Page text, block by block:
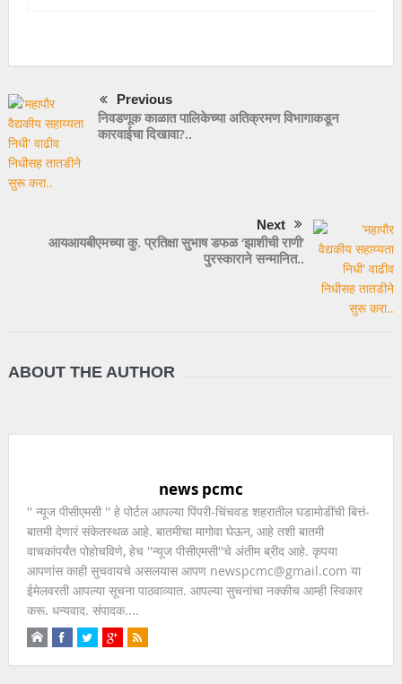
Previous
निवडणूक काळात पालिकेच्या अतिक्रमण विभागाकडून
कारवाईचा दिखावा?..
Next
आयआयबीएमच्या कु. प्रतिक्षा सुभाष डफळ ‘झाशीची राणी’
पुरस्काराने सन्मानित..
ABOUT THE AUTHOR
news pcmc
'' न्यूज पीसीएमसी '' हे पोर्टल आपल्या पिंपरी-चिंचवड शहरातील घडामोडींची बित्तं-
बातमी देणारं संकेतस्थळ आहे. बातमीचा मागोवा घेऊन, आहे तशी बातमी
वाचकांपर्यंत पोहोचविणे, हेच ''न्यूज पीसीएमसी''चे अंतीम ब्रीद आहे. कृपया
आपणांस काही सुचवायचे असलयास आपण newspcmc@gmail.com या
ईमेलवरती आपल्या सूचना पाठवाव्यात. आपल्या सुचनांचा नक्कीच आम्ही स्विकार
करू. धन्यवाद. संपादक....